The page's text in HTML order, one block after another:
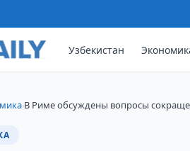
Узбекистан
›В Риме обсуждены вопросы